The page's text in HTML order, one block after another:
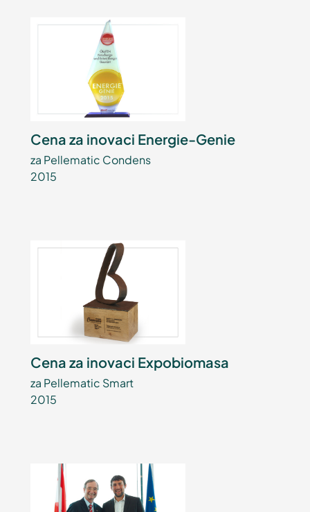
Cena za inovaci Energie-Genie
za Pellematic Condens
2015
Cena za inovaci Expobiomasa
za Pellematic Smart
2015